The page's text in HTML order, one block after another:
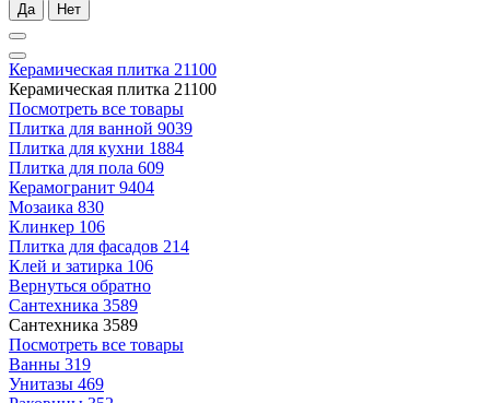
Да Нет
Керамическая плитка 21100
Керамическая плитка 21100
Посмотреть все товары
Плитка для ванной 9039
Плитка для кухни 1884
Плитка для пола 609
Керамогранит 9404
Мозаика 830
Клинкер 106
Плитка для фасадов 214
Клей и затирка 106
Вернуться обратно
Сантехника 3589
Сантехника 3589
Посмотреть все товары
Ванны 319
Унитазы 469